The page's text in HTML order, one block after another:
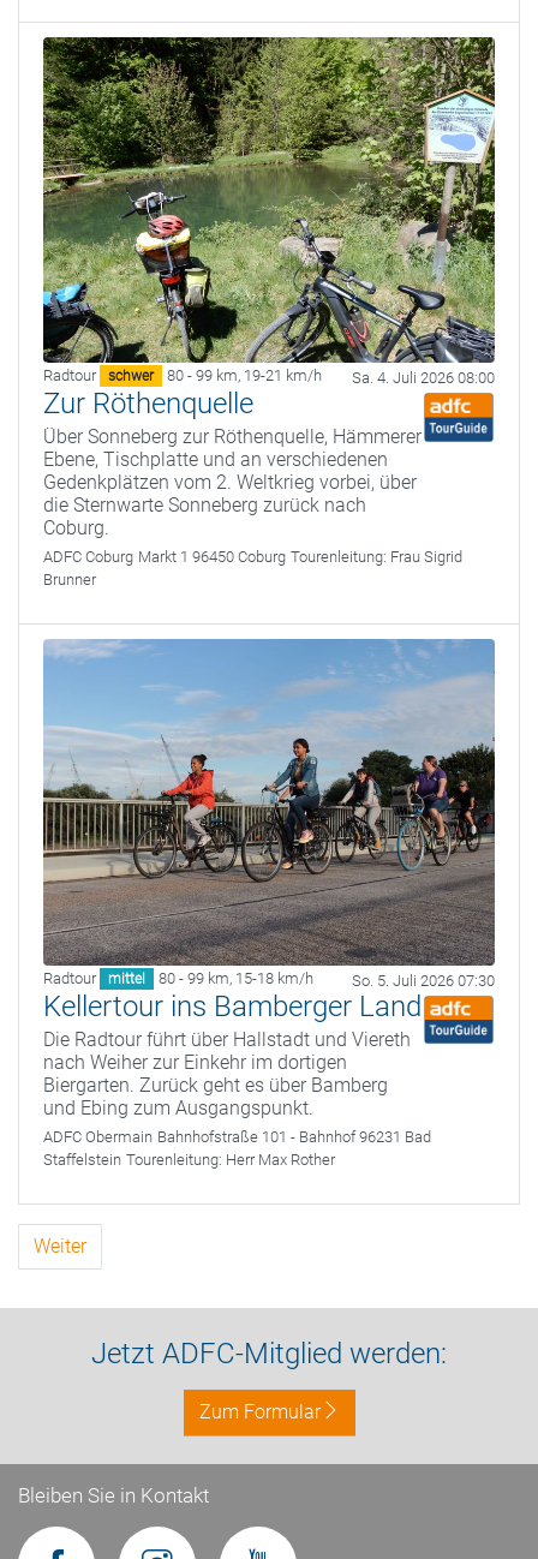
Radtour schwer 80 - 99 km, 19-21 km/h Sa. 4. Juli 2026 08:00
Zur Röthenquelle
Über Sonneberg zur Röthenquelle, Hämmerer
Ebene, Tischplatte und an verschiedenen
Gedenkplätzen vom 2. Weltkrieg vorbei, über
die Sternwarte Sonneberg zurück nach
Coburg.
ADFC Coburg Markt 1 96450 Coburg Tourenleitung: Frau Sigrid
Brunner
Radtour mittel 80 - 99 km, 15-18 km/h So. 5. Juli 2026 07:30
Kellertour ins Bamberger Land
Die Radtour führt über Hallstadt und Viereth
nach Weiher zur Einkehr im dortigen
Biergarten. Zurück geht es über Bamberg
und Ebing zum Ausgangspunkt.
ADFC Obermain Bahnhofstraße 101 - Bahnhof 96231 Bad
Staffelstein Tourenleitung: Herr Max Rother
Weiter
Jetzt ADFC-Mitglied werden:
Zum Formular
Bleiben Sie in Kontakt